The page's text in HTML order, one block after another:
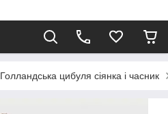
Голландська цибуля сіянка і часник